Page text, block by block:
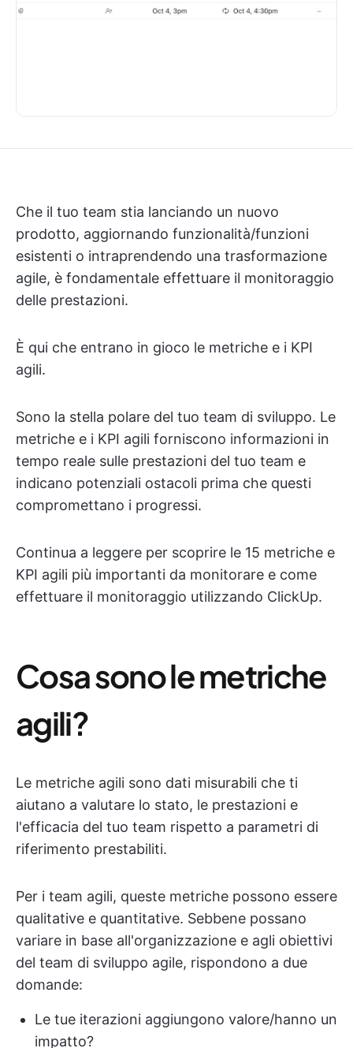
Che il tuo team stia lanciando un nuovo
prodotto, aggiornando funzionalità/funzioni
esistenti o intraprendendo una trasformazione
agile, è fondamentale effettuare il monitoraggio
delle prestazioni.
È qui che entrano in gioco le metriche e i KPI
agili.
Sono la stella polare del tuo team di sviluppo. Le
metriche e i KPI agili forniscono informazioni in
tempo reale sulle prestazioni del tuo team e
indicano potenziali ostacoli prima che questi
compromettano i progressi.
Continua a leggere per scoprire le 15 metriche e
KPI agili più importanti da monitorare e come
effettuare il monitoraggio utilizzando ClickUp.
Cosa sono le metriche
agili?
Le metriche agili sono dati misurabili che ti
aiutano a valutare lo stato, le prestazioni e
l'efficacia del tuo team rispetto a parametri di
riferimento prestabiliti.
Per i team agili, queste metriche possono essere
qualitative e quantitative. Sebbene possano
variare in base all'organizzazione e agli obiettivi
del team di sviluppo agile, rispondono a due
domande:
Le tue iterazioni aggiungono valore/hanno un
impatto?